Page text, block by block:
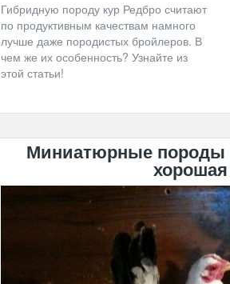
Гибридную породу кур Редбро считают
по продуктивным качествам намного
лучше даже породистых бройлеров. В
чем же их особенность? Узнайте из
этой статьи!
Миниатюрные породы